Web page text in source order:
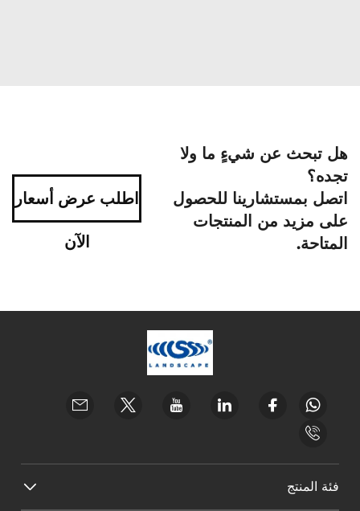
هل تبحث عن شيءٍ ما ولا
تجده؟
اتصل بمستشارينا للحصول
على مزيد من المنتجات
المتاحة.
اطلب عرض أسعار
الآن
فئة المنتج